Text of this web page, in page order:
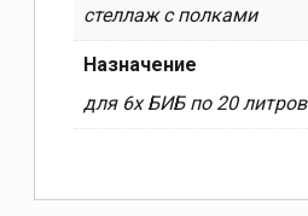
стеллаж с полками
Назначение
для 6х БИБ по 20 литров